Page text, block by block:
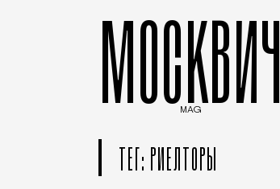
МОСКВИЧ
MAG
ТЕГ: РИЕЛТОРЫ